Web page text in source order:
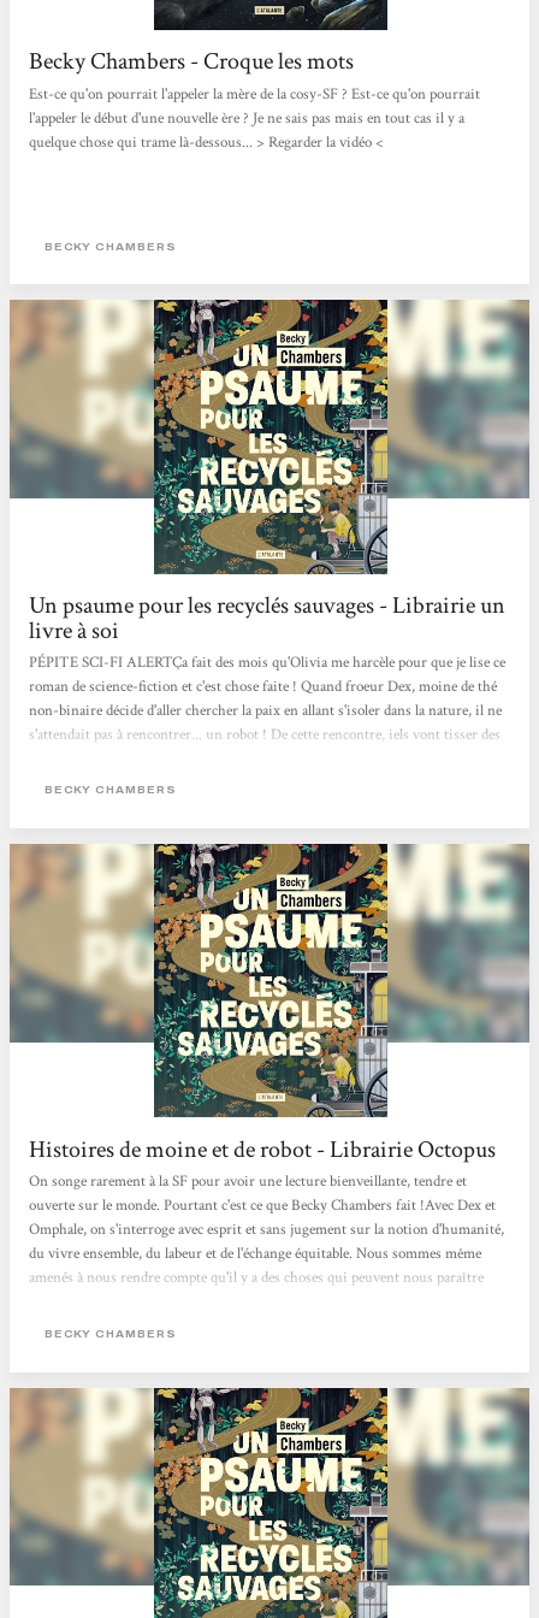
Becky Chambers - Croque les mots
Est-ce qu'on pourrait l'appeler la mère de la cosy-SF ? Est-ce qu'on pourrait
l'appeler le début d'une nouvelle ère ? Je ne sais pas mais en tout cas il y a
quelque chose qui trame là-dessous... > Regarder la vidéo <
BECKY CHAMBERS
Un psaume pour les recyclés sauvages - Librairie un
livre à soi
PÉPITE SCI-FI ALERTÇa fait des mois qu'Olivia me harcèle pour que je lise ce
roman de science-fiction et c'est chose faite ! Quand froeur Dex, moine de thé
non-binaire décide d'aller chercher la paix en allant s'isoler dans la nature, il ne
s'attendait pas à rencontrer... un robot ! De cette rencontre, iels vont tisser des
Ça se lit en 2 jours max, c'est drôle, touchant, sensible, rempli d'optimisme et
BECKY CHAMBERS
Histoires de moine et de robot - Librairie Octopus
On songe rarement à la SF pour avoir une lecture bienveillante, tendre et
ouverte sur le monde. Pourtant c'est ce que Becky Chambers fait !Avec Dex et
Omphale, on s'interroge avec esprit et sans jugement sur la notion d'humanité,
du vivre ensemble, du labeur et de l'échange équitable. Nous sommes même
amenés à nous rendre compte qu'il y a des choses qui peuvent nous paraître
comprendre l'empathie nécessaire à la compréhension des gens qui nous
BECKY CHAMBERS